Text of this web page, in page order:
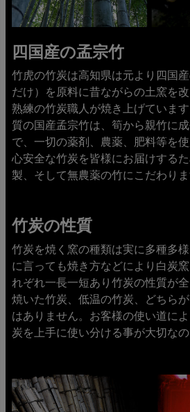
四国産の孟宗竹
竹虎の竹炭は高知県は元より四国
だけ）を原料に昔ながらの土窯を
熟練の竹炭職人が焼き上げていま
質の国産孟宗竹は、筍から親竹に
で、一切の薬剤、農薬、肥料等を
心安全な竹炭を皆様にお届けする
製、そして無農薬の竹にこだわりま
竹炭の性質
竹炭を焼く窯の種類は実に多種多
に言っても焼き方などにより白炭
れぞれ一長一短あり竹炭の性質が
焼いた竹炭、低温の竹炭、どちら
はありません。お客様の使い道に
炭を上手に使い分ける事が大切なの